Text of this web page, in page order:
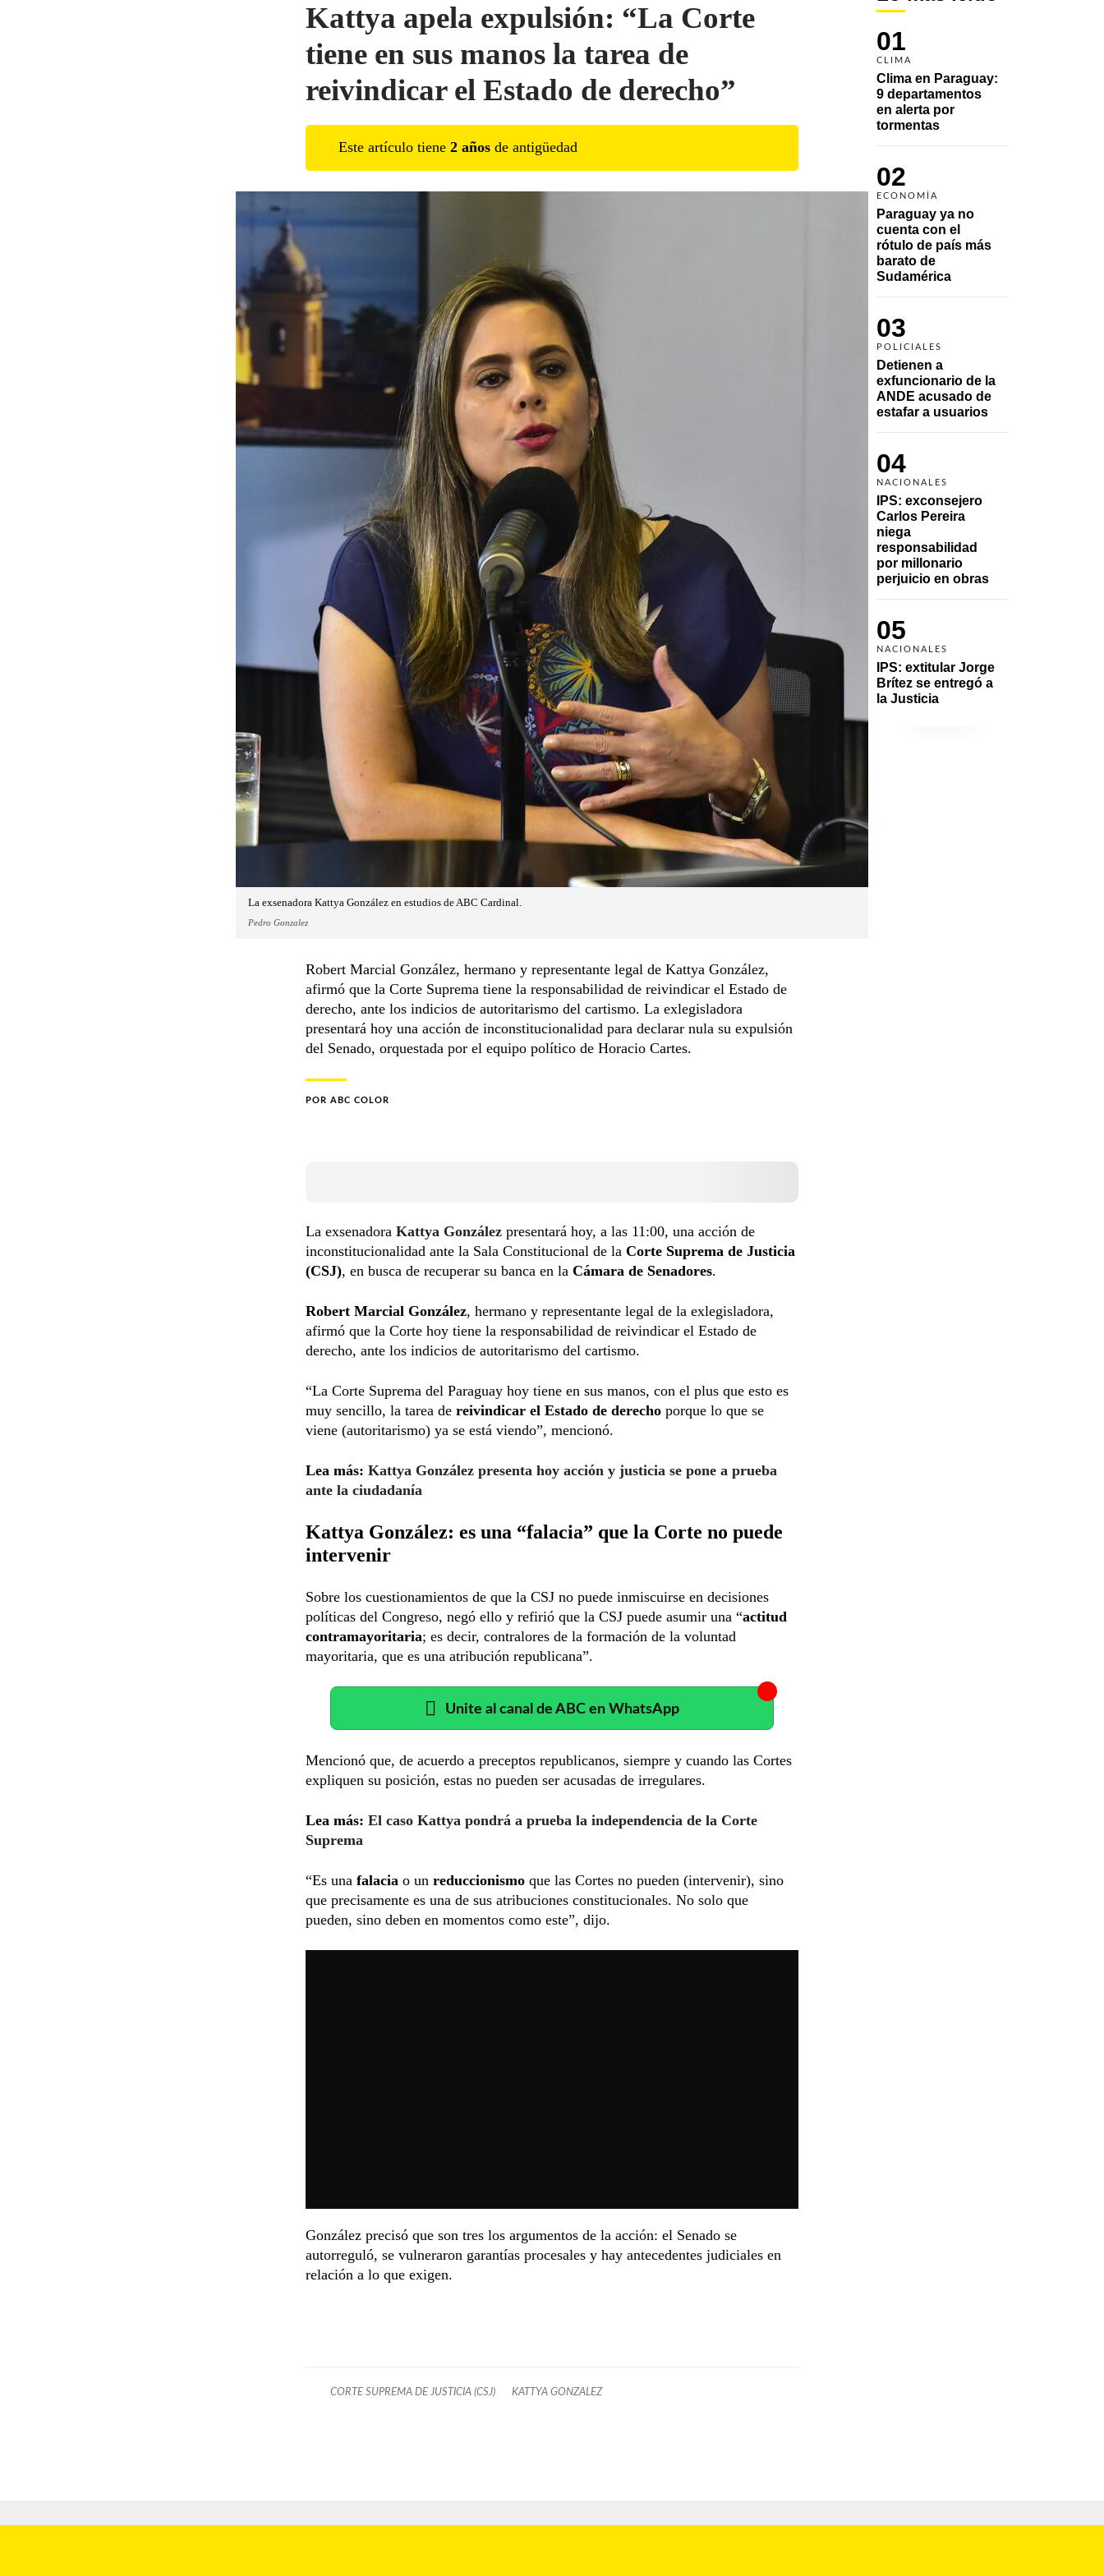
01
CLIMA
Clima en Paraguay:
9 departamentos
en alerta por
tormentas
02
ECONOMÍA
Paraguay ya no
cuenta con el
rótulo de país más
barato de
Sudamérica
03
POLICIALES
Detienen a
exfuncionario de la
ANDE acusado de
estafar a usuarios
04
NACIONALES
IPS: exconsejero
Carlos Pereira
niega
responsabilidad
por millonario
perjuicio en obras
05
NACIONALES
IPS: extitular Jorge
Brítez se entregó a
la Justicia
Kattya apela expulsión: “La Corte
tiene en sus manos la tarea de
reivindicar el Estado de derecho”
Este artículo tiene 2 años de antigüedad
La exsenadora Kattya González en estudios de ABC Cardinal.
Pedro Gonzalez
Robert Marcial González, hermano y representante legal de Kattya González,
afirmó que la Corte Suprema tiene la responsabilidad de reivindicar el Estado de
derecho, ante los indicios de autoritarismo del cartismo. La exlegisladora
presentará hoy una acción de inconstitucionalidad para declarar nula su expulsión
del Senado, orquestada por el equipo político de Horacio Cartes.
POR ABC COLOR
La exsenadora Kattya González presentará hoy, a las 11:00, una acción de
inconstitucionalidad ante la Sala Constitucional de la Corte Suprema de Justicia
(CSJ), en busca de recuperar su banca en la Cámara de Senadores.
Robert Marcial González, hermano y representante legal de la exlegisladora,
afirmó que la Corte hoy tiene la responsabilidad de reivindicar el Estado de
derecho, ante los indicios de autoritarismo del cartismo.
“La Corte Suprema del Paraguay hoy tiene en sus manos, con el plus que esto es
muy sencillo, la tarea de reivindicar el Estado de derecho porque lo que se
viene (autoritarismo) ya se está viendo”, mencionó.
Lea más: Kattya González presenta hoy acción y justicia se pone a prueba
ante la ciudadanía
Kattya González: es una “falacia” que la Corte no puede
intervenir
Sobre los cuestionamientos de que la CSJ no puede inmiscuirse en decisiones
políticas del Congreso, negó ello y refirió que la CSJ puede asumir una “actitud
contramayoritaria; es decir, contralores de la formación de la voluntad
mayoritaria, que es una atribución republicana”.
Unite al canal de ABC en WhatsApp
Mencionó que, de acuerdo a preceptos republicanos, siempre y cuando las Cortes
expliquen su posición, estas no pueden ser acusadas de irregulares.
Lea más: El caso Kattya pondrá a prueba la independencia de la Corte
Suprema
“Es una falacia o un reduccionismo que las Cortes no pueden (intervenir), sino
que precisamente es una de sus atribuciones constitucionales. No solo que
pueden, sino deben en momentos como este”, dijo.
González precisó que son tres los argumentos de la acción: el Senado se
autorreguló, se vulneraron garantías procesales y hay antecedentes judiciales en
relación a lo que exigen.
CORTE SUPREMA DE JUSTICIA (CSJ) KATTYA GONZALEZ